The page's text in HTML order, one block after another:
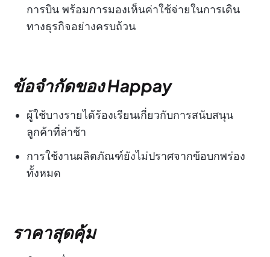
การบิน พร้อมการมองเห็นค่าใช้จ่ายในการเดิน
ทางธุรกิจอย่างครบถ้วน
ข้อจำกัดของ Happay
ผู้ใช้บางรายได้ร้องเรียนเกี่ยวกับการสนับสนุน
ลูกค้าที่ล่าช้า
การใช้งานผลิตภัณฑ์ยังไม่ปราศจากข้อบกพร่อง
ทั้งหมด
ราคาสุดคุ้ม